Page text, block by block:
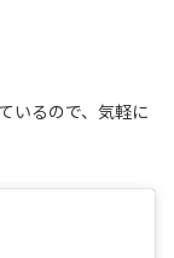
いるので、気軽に